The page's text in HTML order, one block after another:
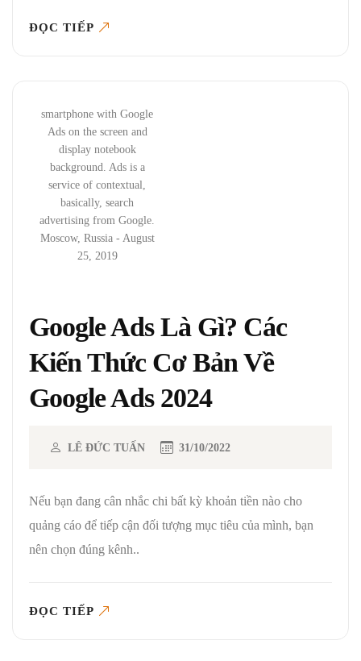
ĐỌC TIẾP
smartphone with Google
Ads on the screen and
display notebook
background. Ads is a
service of contextual,
basically, search
advertising from Google.
Moscow, Russia - August
25, 2019
Google Ads Là Gì? Các
Kiến Thức Cơ Bản Về
Google Ads 2024
LÊ ĐỨC TUẤN 31/10/2022
Nếu bạn đang cân nhắc chi bất kỳ khoản tiền nào cho
quảng cáo để tiếp cận đối tượng mục tiêu của mình, bạn
nên chọn đúng kênh..
ĐỌC TIẾP